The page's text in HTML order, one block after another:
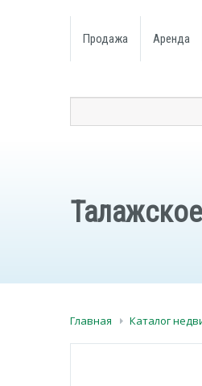
Продажа Аренда
Главная Каталог